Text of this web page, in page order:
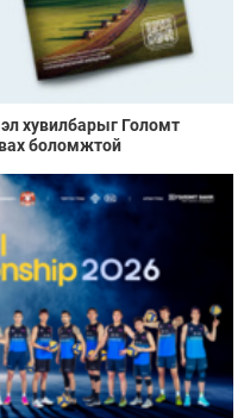
хувилбарыг Голомт
боломжтой